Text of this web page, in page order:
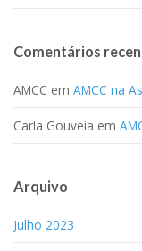
Comentários
AMCC em AMCC na
Carla Gouveia em
Arquivo
Julho 2023